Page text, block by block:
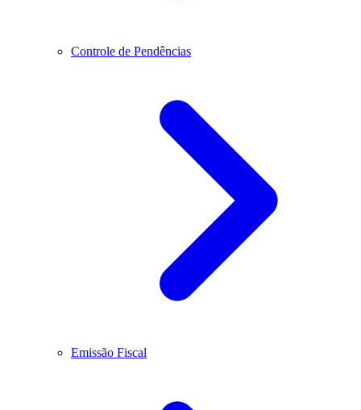
Controle de Pendências
Emissão Fiscal